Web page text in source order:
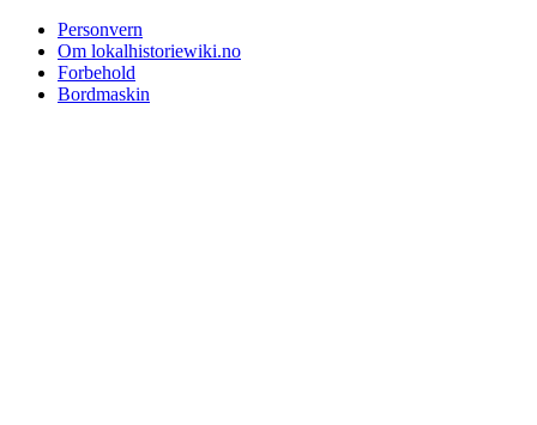
Personvern
Om lokalhistoriewiki.no
Forbehold
Bordmaskin